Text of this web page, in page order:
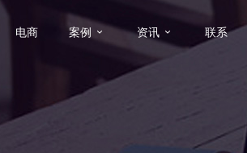
电商 案例 资讯 联系